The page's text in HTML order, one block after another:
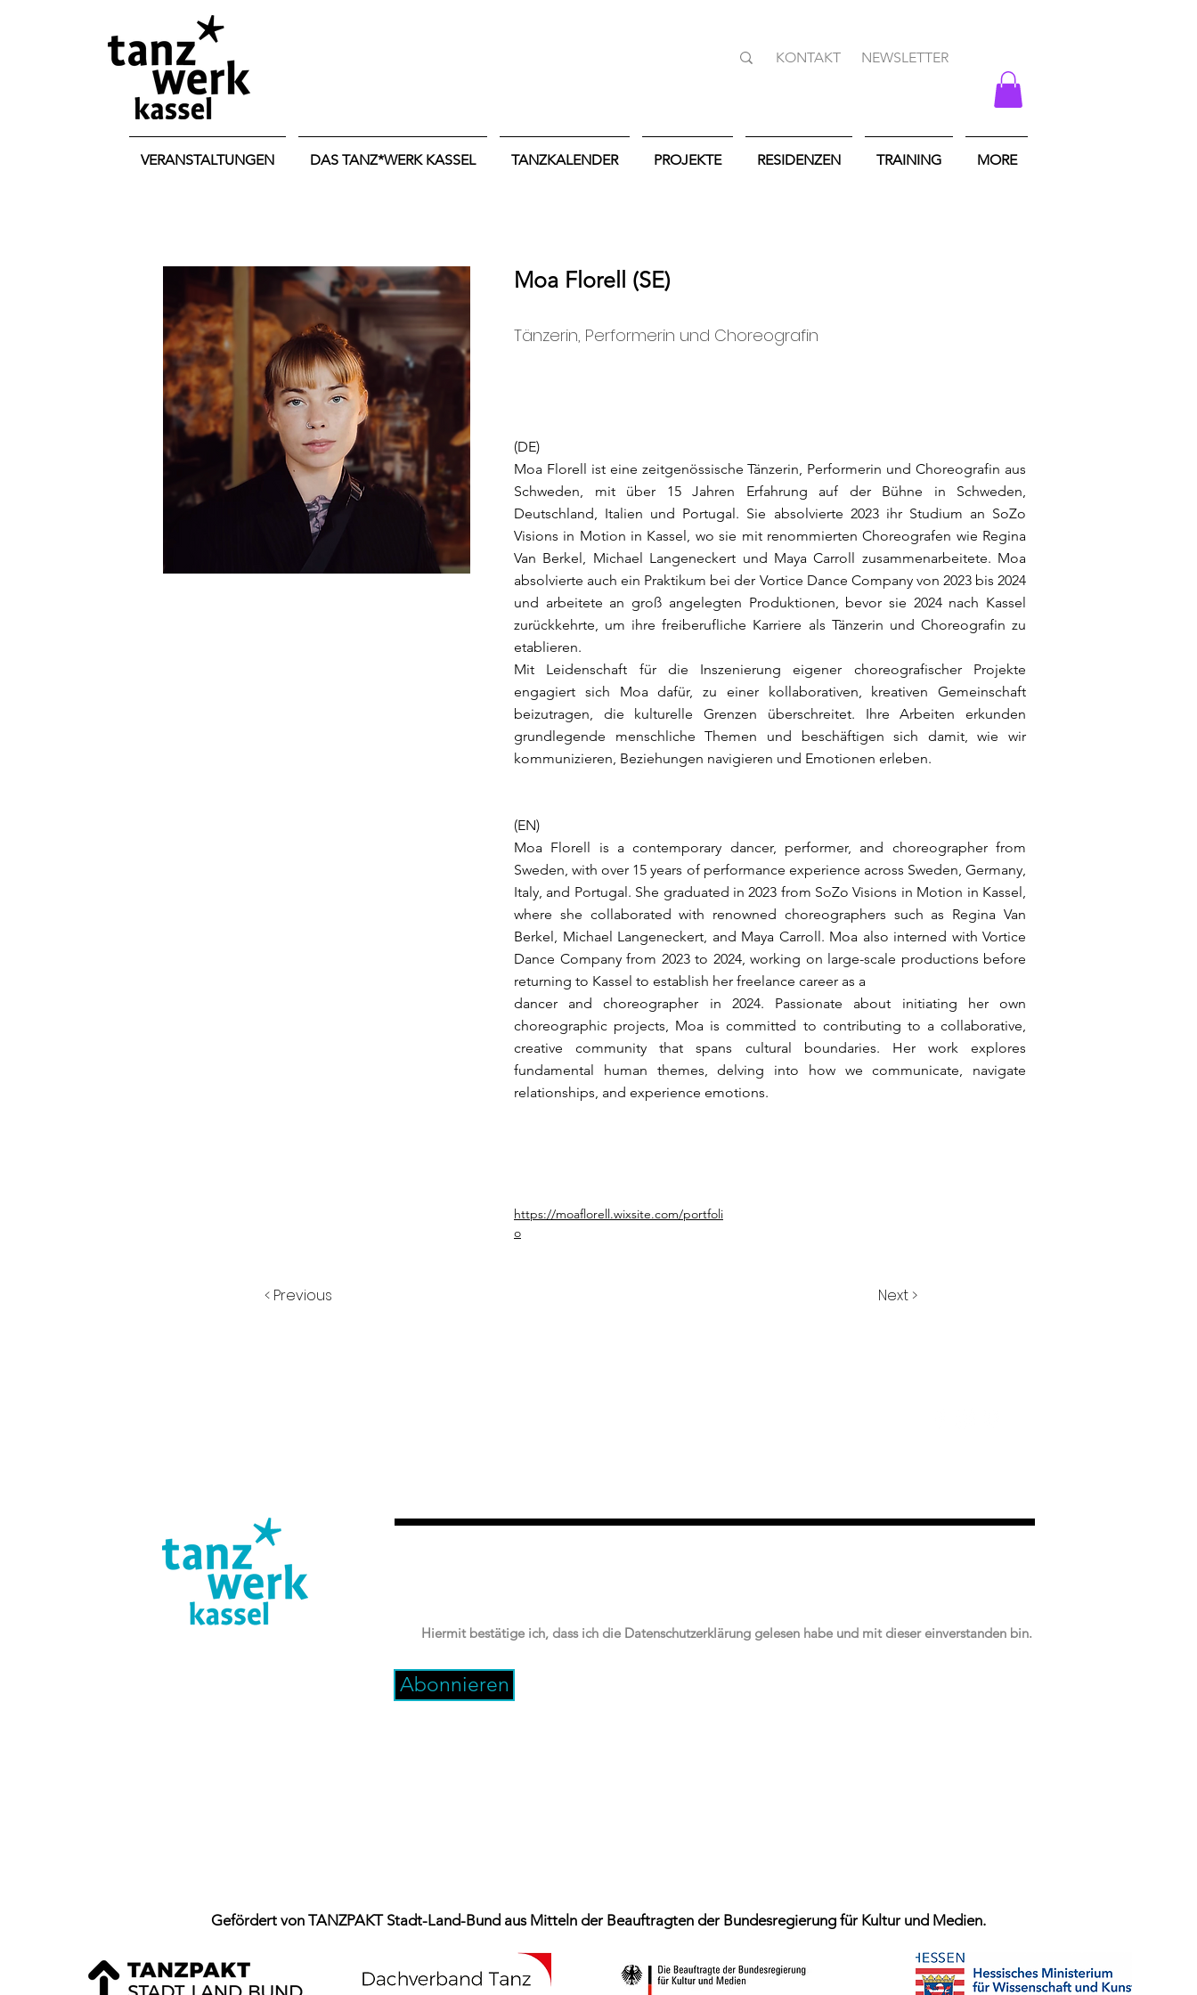
KONTAKT NEWSLETTER
VERANSTALTUNGEN DAS TANZ*WERK KASSEL TANZKALENDER PROJEKTE RESIDENZEN TRAINING MORE
Moa Florell (SE)
Tänzerin, Performerin und Choreografin
(DE)
Moa Florell ist eine zeitgenössische Tänzerin, Performerin und Choreografin aus
Schweden, mit über 15 Jahren Erfahrung auf der Bühne in Schweden,
Deutschland, Italien und Portugal. Sie absolvierte 2023 ihr Studium an SoZo
Visions in Motion in Kassel, wo sie mit renommierten Choreografen wie Regina
Van Berkel, Michael Langeneckert und Maya Carroll zusammenarbeitete. Moa
absolvierte auch ein Praktikum bei der Vortice Dance Company von 2023 bis 2024
und arbeitete an groß angelegten Produktionen, bevor sie 2024 nach Kassel
zurückkehrte, um ihre freiberufliche Karriere als Tänzerin und Choreografin zu
etablieren.
Mit Leidenschaft für die Inszenierung eigener choreografischer Projekte
engagiert sich Moa dafür, zu einer kollaborativen, kreativen Gemeinschaft
beizutragen, die kulturelle Grenzen überschreitet. Ihre Arbeiten erkunden
grundlegende menschliche Themen und beschäftigen sich damit, wie wir
kommunizieren, Beziehungen navigieren und Emotionen erleben.
(EN)
Moa Florell is a contemporary dancer, performer, and choreographer from
Sweden, with over 15 years of performance experience across Sweden, Germany,
Italy, and Portugal. She graduated in 2023 from SoZo Visions in Motion in Kassel,
where she collaborated with renowned choreographers such as Regina Van
Berkel, Michael Langeneckert, and Maya Carroll. Moa also interned with Vortice
Dance Company from 2023 to 2024, working on large-scale productions before
returning to Kassel to establish her freelance career as a
dancer and choreographer in 2024. Passionate about initiating her own
choreographic projects, Moa is committed to contributing to a collaborative,
creative community that spans cultural boundaries. Her work explores
fundamental human themes, delving into how we communicate, navigate
relationships, and experience emotions.
https://moaflorell.wixsite.com/portfoli
o
< Previous Next >
Hiermit bestätige ich, dass ich die Datenschutzerklärung gelesen habe und mit dieser einverstanden bin.
Abonnieren
Gefördert von TANZPAKT Stadt-Land-Bund aus Mitteln der Beauftragten der Bundesregierung für Kultur und Medien.